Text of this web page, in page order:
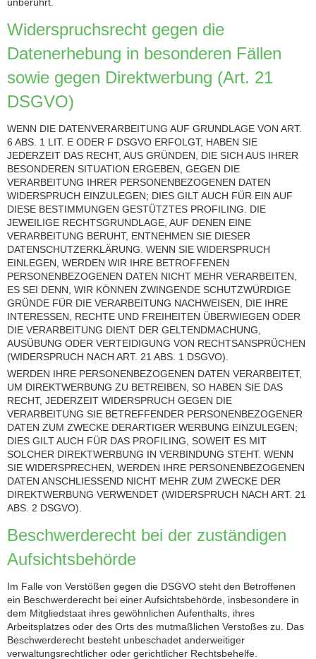
Widerspruchsrecht gegen die
Datenerhebung in besonderen Fällen
sowie gegen Direktwerbung (Art. 21
DSGVO)
WENN DIE DATENVERARBEITUNG AUF GRUNDLAGE VON ART.
6 ABS. 1 LIT. E ODER F DSGVO ERFOLGT, HABEN SIE
JEDERZEIT DAS RECHT, AUS GRÜNDEN, DIE SICH AUS IHRER
BESONDEREN SITUATION ERGEBEN, GEGEN DIE
VERARBEITUNG IHRER PERSONENBEZOGENEN DATEN
WIDERSPRUCH EINZULEGEN; DIES GILT AUCH FÜR EIN AUF
DIESE BESTIMMUNGEN GESTÜTZTES PROFILING. DIE
JEWEILIGE RECHTSGRUNDLAGE, AUF DENEN EINE
VERARBEITUNG BERUHT, ENTNEHMEN SIE DIESER
DATENSCHUTZERKLÄRUNG. WENN SIE WIDERSPRUCH
EINLEGEN, WERDEN WIR IHRE BETROFFENEN
PERSONENBEZOGENEN DATEN NICHT MEHR VERARBEITEN,
ES SEI DENN, WIR KÖNNEN ZWINGENDE SCHUTZWÜRDIGE
GRÜNDE FÜR DIE VERARBEITUNG NACHWEISEN, DIE IHRE
INTERESSEN, RECHTE UND FREIHEITEN ÜBERWIEGEN ODER
DIE VERARBEITUNG DIENT DER GELTENDMACHUNG,
AUSÜBUNG ODER VERTEIDIGUNG VON RECHTSANSPRÜCHEN
(WIDERSPRUCH NACH ART. 21 ABS. 1 DSGVO).
WERDEN IHRE PERSONENBEZOGENEN DATEN VERARBEITET,
UM DIREKTWERBUNG ZU BETREIBEN, SO HABEN SIE DAS
RECHT, JEDERZEIT WIDERSPRUCH GEGEN DIE
VERARBEITUNG SIE BETREFFENDER PERSONENBEZOGENER
DATEN ZUM ZWECKE DERARTIGER WERBUNG EINZULEGEN;
DIES GILT AUCH FÜR DAS PROFILING, SOWEIT ES MIT
SOLCHER DIREKTWERBUNG IN VERBINDUNG STEHT. WENN
SIE WIDERSPRECHEN, WERDEN IHRE PERSONENBEZOGENEN
DATEN ANSCHLIESSEND NICHT MEHR ZUM ZWECKE DER
DIREKTWERBUNG VERWENDET (WIDERSPRUCH NACH ART. 21
ABS. 2 DSGVO).
Beschwerde­recht bei der zuständigen
Aufsichts­behörde
Im Falle von Verstößen gegen die DSGVO steht den Betroffenen
ein Beschwerderecht bei einer Aufsichtsbehörde, insbesondere in
dem Mitgliedstaat ihres gewöhnlichen Aufenthalts, ihres
Arbeitsplatzes oder des Orts des mutmaßlichen Verstoßes zu. Das
Beschwerderecht besteht unbeschadet anderweitiger
verwaltungsrechtlicher oder gerichtlicher Rechtsbehelfe.